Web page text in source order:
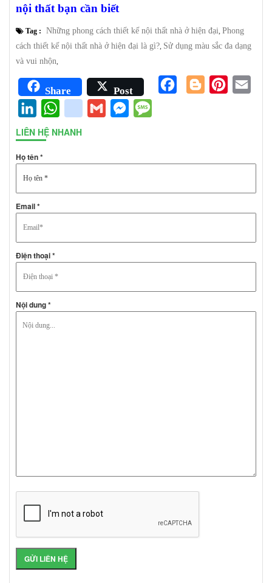
nội thất bạn cần biết
Tag : Những phong cách thiết kế nội thất nhà ở hiện đại, Phong
cách thiết kế nội thất nhà ở hiện đại là gì?, Sử dụng màu sắc đa dạng
và vui nhộn,
Share Post
FacebookBloggerPinterest
LinkedInWhatsAppgoogle_bookmarks
Gmail Messenger
LIÊN HỆ NHANH
Họ tên *
Email *
Điện thoại *
Nội dung *